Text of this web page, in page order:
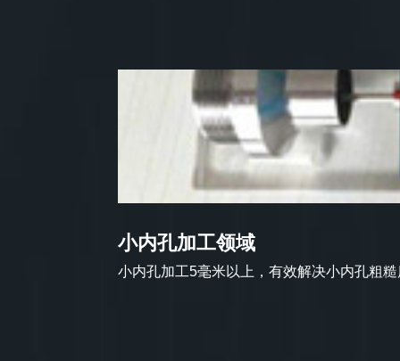
小内孔加工领域
小内孔加工5毫米以上，有效解决小内孔粗